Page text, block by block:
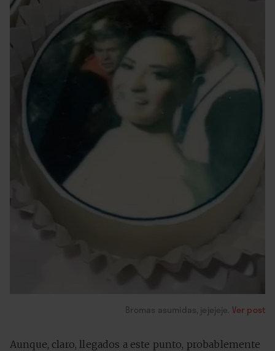
Bromas asumidas, jejejeje. Ver post
Aunque, claro, llegados a este punto, probablemente